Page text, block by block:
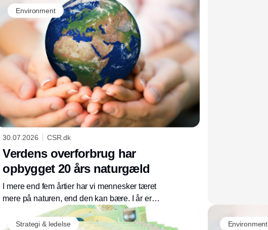
Environment
30.07.2026 CSR.dk
Verdens overforbrug har
opbygget 20 års naturgæld
I mere end fem årtier har vi mennesker tæret
mere på naturen, end den kan bære. I år er
naturens ressourcer opbrugt for i år allerede
30. juli. Danmark har ét af verdens højeste
Strategi & ledelse Environment